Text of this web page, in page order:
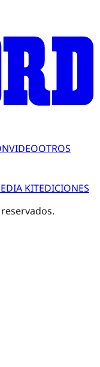
VIDEOOTROS
KITEDICIONES